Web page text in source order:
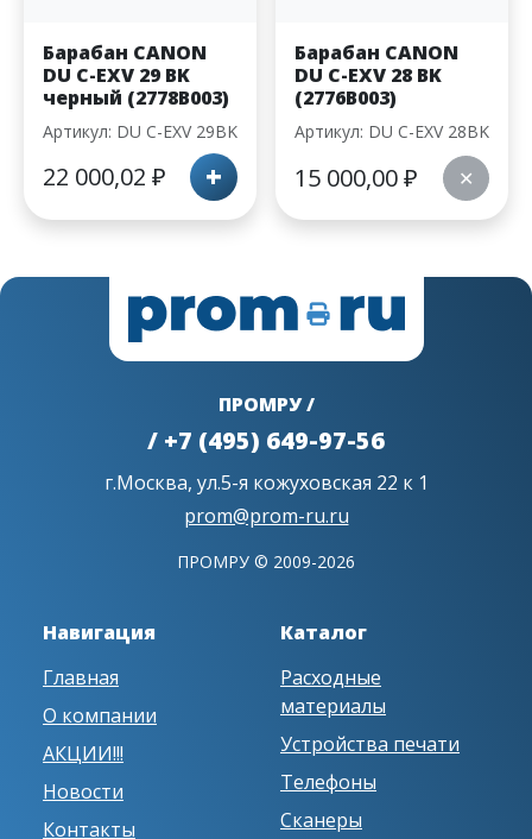
Барабан CANON
DU C-EXV 29 BK
черный (2778B003)
Артикул: DU C-EXV 29BK
22 000,02 ₽ +
Барабан CANON
DU C-EXV 28 BK
(2776B003)
Артикул: DU C-EXV 28BK
15 000,00₽ ✕
ПРОМРУ /
/ +7 (495) 649-97-56
г.Москва, ул.5-я кожуховская 22 к 1
prom@prom-ru.ru
ПРОМРУ © 2009-2026
Навигация
Главная
О компании
АКЦИИ!!!
Новости
Контакты
Каталог
Расходные
материалы
Устройства печати
Телефоны
Сканеры